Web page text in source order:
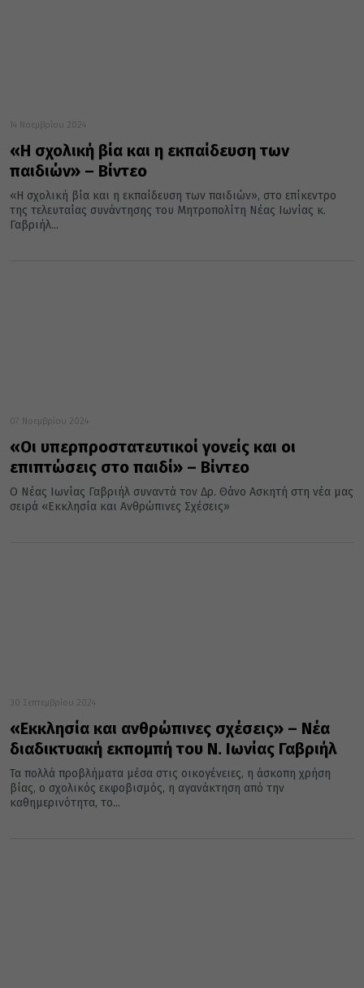
14 Νοεμβρίου 2024
«Η σχολική βία και η εκπαίδευση των
παιδιών» – Βίντεο
«Η σχολική βία και η εκπαίδευση των παιδιών», στο επίκεντρο
της τελευταίας συνάντησης του Μητροπολίτη Νέας Ιωνίας κ.
Γαβριήλ...
07 Νοεμβρίου 2024
«Οι υπερπροστατευτικοί γονείς και οι
επιπτώσεις στο παιδί» – Βίντεο
Ο Νέας Ιωνίας Γαβριήλ συναντά τον Δρ. Θάνο Ασκητή στη νέα μας
σειρά «Εκκλησία και Ανθρώπινες Σχέσεις»
30 Σεπτεμβρίου 2024
«Εκκλησία και ανθρώπινες σχέσεις» – Νέα
διαδικτυακή εκπομπή του Ν. Ιωνίας Γαβριήλ
Τα πολλά προβλήματα μέσα στις οικογένειες, η άσκοπη χρήση
βίας, ο σχολικός εκφοβισμός, η αγανάκτηση από την
καθημερινότητα, το...